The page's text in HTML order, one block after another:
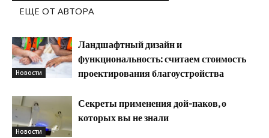
ЕЩЕ ОТ АВТОРА
Новости
Ландшафтный дизайн и
функциональность: считаем стоимость
проектирования благоустройства
Новости
Секреты применения дой-паков, о
которых вы не знали